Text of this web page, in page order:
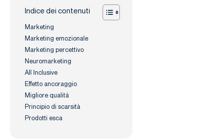
Indice dei contenuti
Marketing
Marketing emozionale
Marketing percettivo
Neuromarketing
All Inclusive
Effetto ancoraggio
Migliore qualità
Principio di scarsità
Prodotti esca